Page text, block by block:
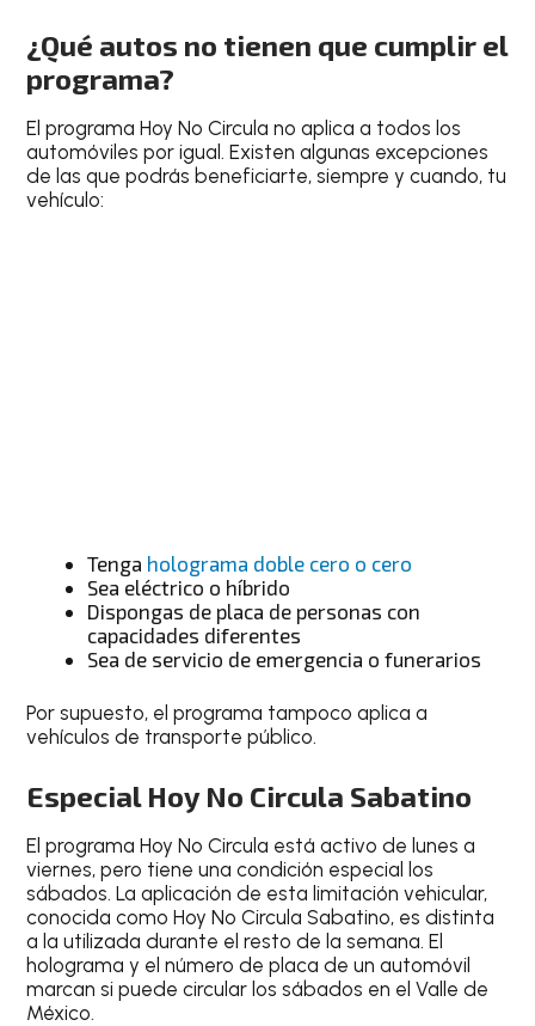
¿Qué autos no tienen que cumplir el
programa?
El programa Hoy No Circula no aplica a todos los
automóviles por igual. Existen algunas excepciones
de las que podrás beneficiarte, siempre y cuando, tu
vehículo:
Tenga holograma doble cero o cero
Sea eléctrico o híbrido
Dispongas de placa de personas con
capacidades diferentes
Sea de servicio de emergencia o funerarios
Por supuesto, el programa tampoco aplica a
vehículos de transporte público.
Especial Hoy No Circula Sabatino
El programaHoy No Circula está activo delunes a
viernes, pero tiene una condición especial los
sábados. La aplicación de esta limitación vehicular,
conocida comoHoy No Circula Sabatino, es distinta
a la utilizada durante el resto de la semana. El
holograma y el número de placa de un automóvil
marcan si puede circular los sábados en el Valle de
México.